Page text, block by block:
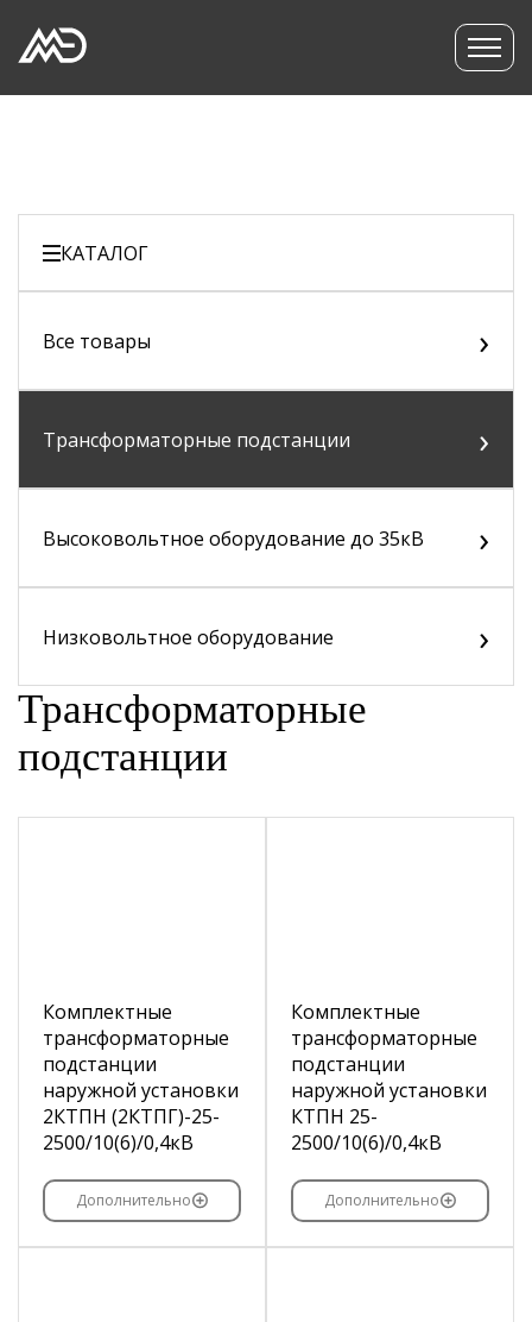
КАТАЛОГ
Все товары ›
Трансформаторные подстанции ›
Высоковольтное оборудование до 35кВ ›
Низковольтное оборудование ›
Трансформаторные
подстанции
Комплектные
трансформаторные
подстанции
наружной установки
2КТПН (2КТПГ)-25-
2500/10(6)/0,4кВ
Дополнительно
Комплектные
трансформаторные
подстанции
наружной установки
КТПН 25-
2500/10(6)/0,4кВ
Дополнительно